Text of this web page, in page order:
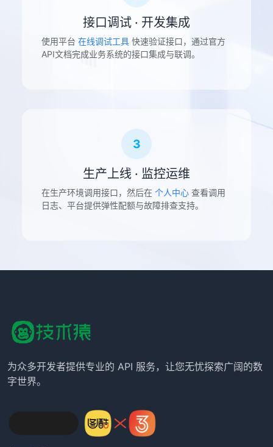
接口调试 · 开发集成
使用平台 在线调试工具 快速验证接口，通过官方
API文档完成业务系统的接口集成与联调。
3
生产上线 · 监控运维
在生产环境调用接口，然后在 个人中心 查看调用
日志、平台提供弹性配额与故障排查支持。
为众多开发者提供专业的 API 服务，让您无忧探索广阔的数
字世界。